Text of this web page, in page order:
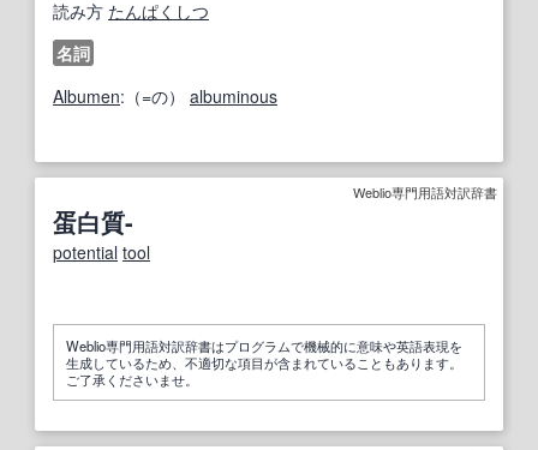
読み方 たんぱくしつ
名詞
Albumen:（=の） albuminous
Weblio専門用語対訳辞書
蛋白質-
potential tool
Weblio専門用語対訳辞書はプログラムで機械的に意味や英語表現を
生成しているため、不適切な項目が含まれていることもあります。
ご了承くださいませ。